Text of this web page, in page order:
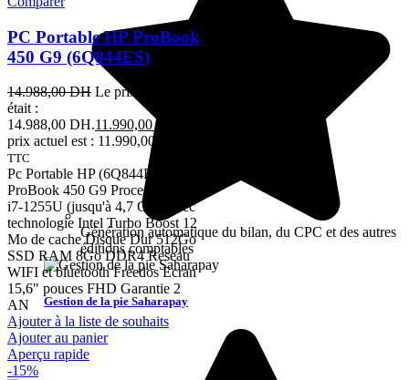
Génération automatique du bilan, du CPC et des autres
éditions comptables
Gestion de la pie Saharapay
PC Portable HP ProBook
450 G9 (6Q844ES)
14.988,00DH Le prix initial
était :
14.988,00 DH.11.990,00
prix actuel est : 11.990,00 DH.
TTC
Pc Portable HP (6Q844ES)
ProBook 450 G9 Processeur Intel
i7-1255U (jusqu'à 4,7 GHz avec
technologie Intel Turbo Boost 12
Mo de cache Disque Dur 512Go
SSD RAM 8Go DDR4 Reseau
WIFI et bluetooth Freedos Ecran
15,6" pouces FHD Garantie 2
AN
Ajouter à la liste de souhaits
Ajouter au panier
Aperçu rapide
-15%